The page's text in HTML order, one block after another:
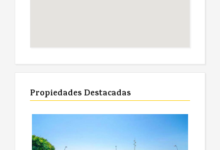
Propiedades Destacadas